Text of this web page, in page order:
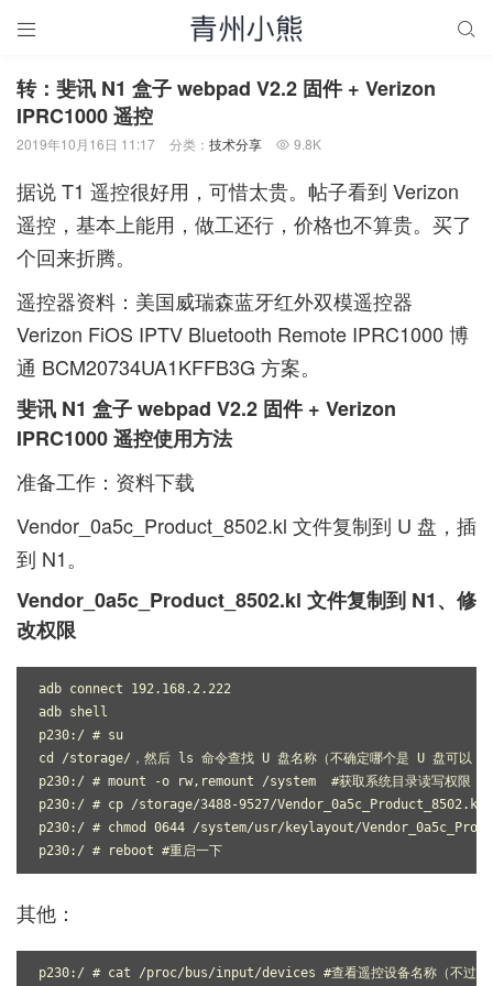
 
转：斐讯 N1 盒子 webpad V2.2 固件 + Verizon
IPRC1000 遥控
2019年10月16日 11:17 分类： 技术分享  9.8K
据说 T1 遥控很好用，可惜太贵。帖子看到 Verizon
遥控，基本上能用，做工还行，价格也不算贵。买了
个回来折腾。
遥控器资料：美国威瑞森蓝牙红外双模遥控器
Verizon FiOS IPTV Bluetooth Remote IPRC1000 博
通 BCM20734UA1KFFB3G 方案。
斐讯 N1 盒子 webpad V2.2 固件 + Verizon
IPRC1000 遥控使用方法
准备工作： 资料下载
Vendor_0a5c_Product_8502.kl 文件复制到 U 盘，插
到 N1。
Vendor_0a5c_Product_8502.kl 文件复制到 N1、修
改权限
adb connect 192.168.2.222
adb shell
p230:/ # su
cd /storage/，然后 ls 命令查找 U 盘名称（不确定哪个是 U 盘可以
p230:/ # mount -o rw,remount /system  #获取系统目录读写权限
p230:/ # cp /storage/3488-9527/Vendor_0a5c_Product_8502.kl
p230:/ # chmod 0644 /system/usr/keylayout/
p230:/ # reboot #重启一下
其他：
p230:/ # cat /proc/bus/input/devices #查看遥控设备名称（不过我